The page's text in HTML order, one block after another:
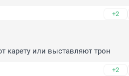
+2
карету или выставляют трон
+2